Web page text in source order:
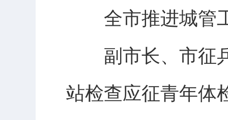
全市推进城管工
副市长、市征兵
站检查应征青年体